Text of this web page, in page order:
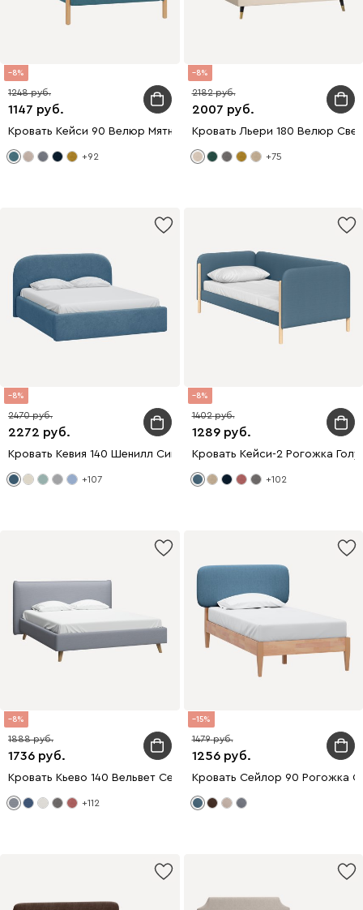
8
1147
1248
Кровать Кейси 90 Велюр Мятный
+92
8
2007
2182
Кровать Льери 180 Велюр
+75
8
2272
2470
Кровать Кевия 140 Шенилл Синий
+107
8
1289
1402
Кровать Кейси-2 Рогожка
+102
8
1736
1888
Кровать Кьево 140 Вельвет Серый
+112
15
1256
1479
Кровать Сейлор 90 Рогожка